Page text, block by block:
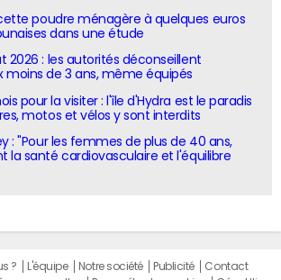
poudre ménagère à quelques euros
dans une étude
2026 : les autorités déconseillent
moins de 3 ans, même équipés
pour la visiter : l'île d'Hydra est le paradis
motos et vélos y sont interdits
: "Pour les femmes de plus de 40 ans,
la santé cardiovasculaire et l'équilibre
? L'équipe Notre société Publicité
Contact